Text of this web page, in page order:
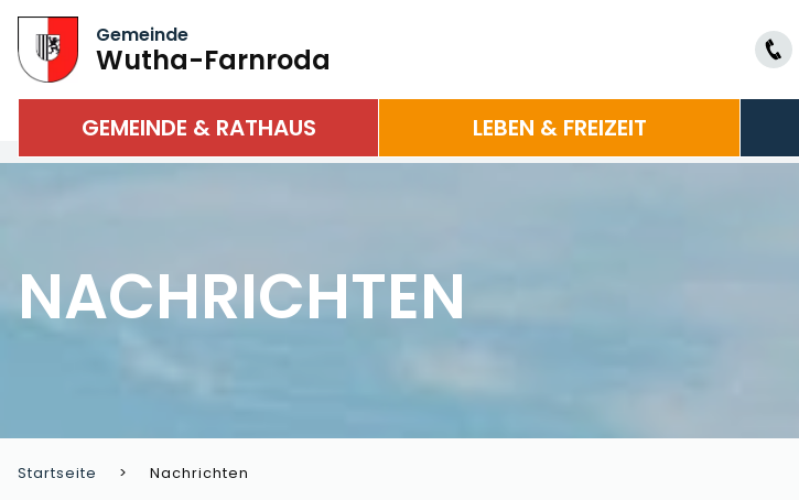
Gemeinde
Wutha-Farnroda
GEMEINDE & RATHAUS LEBEN & FREIZEIT
NACHRICHTEN
Startseite Nachrichten